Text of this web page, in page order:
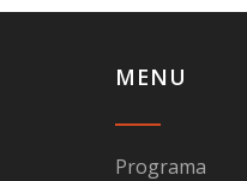
MENU
Programa